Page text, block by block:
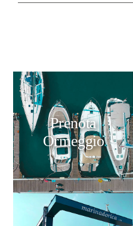
Prenota
Ormeggio